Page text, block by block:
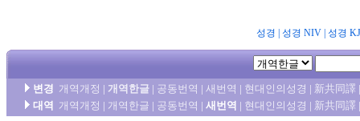
성경 성경 NIV| 성경
변경 개역개정 | 개역한글 | 공동번역 | 새번역 | 현대인의성경 | 新共同譯
대역
개역개정 | 개역한글 | 공동번역 | 새번역 | 현대인의성경 | 新共同譯